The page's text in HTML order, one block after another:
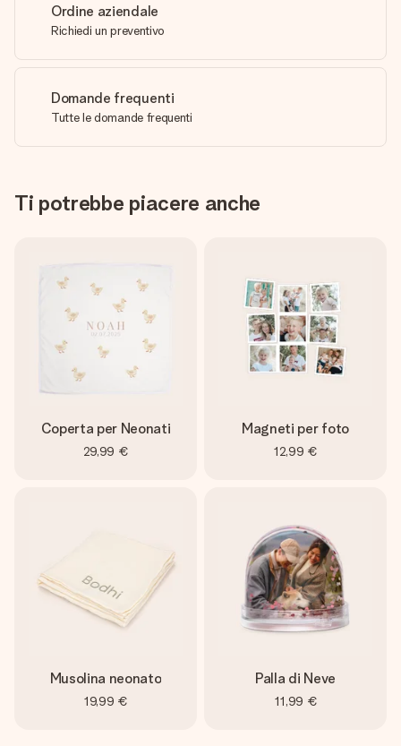
Ordine aziendale
Richiedi un preventivo
Domande frequenti
Tutte le domande frequenti
Ti potrebbe piacere anche
Coperta per Neonati
29,99 €
Magneti per foto
12,99 €
Musolina neonato
19,99 €
Palla di Neve
11,99 €